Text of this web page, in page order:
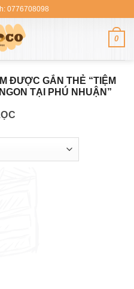
0776708098
0
ĐƯỢC GẮN THẺ “TIỆM
TẠI PHÚ NHUẬN”